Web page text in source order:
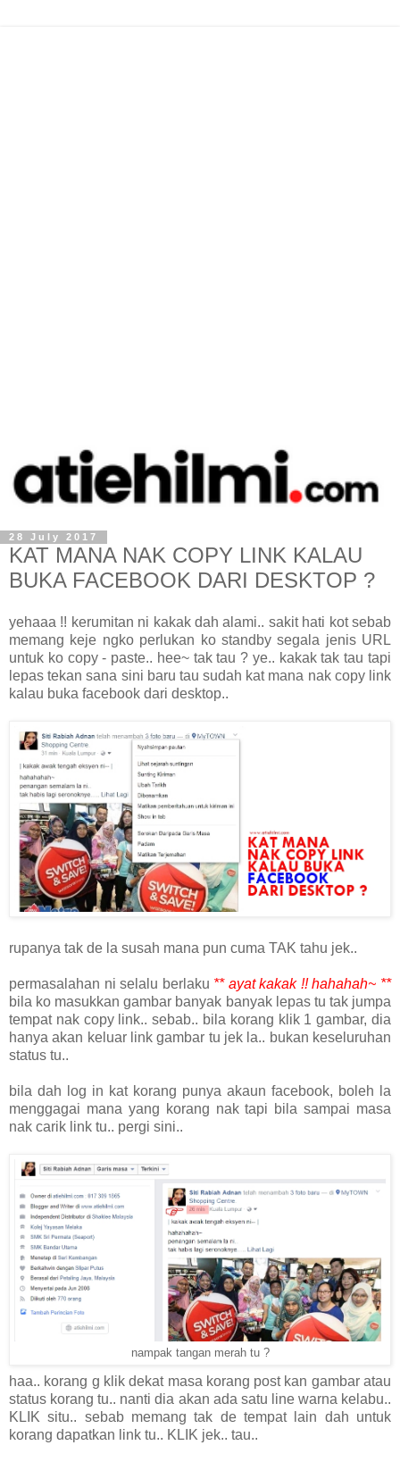
28 July 2017
KAT MANA NAK COPY LINK KALAU
BUKA FACEBOOK DARI DESKTOP ?
yehaaa !! kerumitan ni kakak dah alami.. sakit hati kot sebab
memang keje ngko perlukan ko standby segala jenis URL
untuk ko copy - paste.. hee~ tak tau ? ye.. kakak tak tau tapi
lepas tekan sana sini baru tau sudah kat mana nak copy link
kalau buka facebook dari desktop..
rupanya tak de la susah mana pun cuma TAK tahu jek..
permasalahan ni selalu berlaku ** ayat kakak !! hahahah~ **
bila ko masukkan gambar banyak banyak lepas tu tak jumpa
tempat nak copy link.. sebab.. bila korang klik 1 gambar, dia
hanya akan keluar link gambar tu jek la.. bukan keseluruhan
status tu..
bila dah log in kat korang punya akaun facebook, boleh la
menggagai mana yang korang nak tapi bila sampai masa
nak carik link tu.. pergi sini..
nampak tangan merah tu ?
haa.. korang g klik dekat masa korang post kan gambar atau
status korang tu.. nanti dia akan ada satu line warna kelabu..
KLIK situ.. sebab memang tak de tempat lain dah untuk
korang dapatkan link tu.. KLIK jek.. tau..